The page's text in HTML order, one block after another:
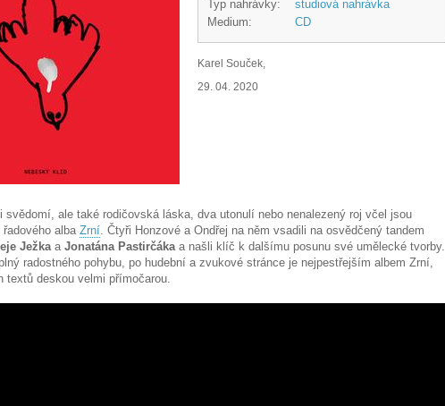
Typ nahrávky:
studiová nahrávka
Medium:
CD
Karel Souček,
29. 04. 2020
svědomí, ale také rodičovská láska, dva utonulí nebo nenalezený roj včel jsou
řadového albaZrní. Čtyři Honzové a Ondřej na něm vsadili na osvědčený tandem
Ježkaa Jonatána Pastirčákaa našli klíč k dalšímu posunu své umělecké tvorby.
radostného pohybu, po hudební a zvukové stránce je nejpestřejším albem Zrní,
textů deskou velmi přímočarou.